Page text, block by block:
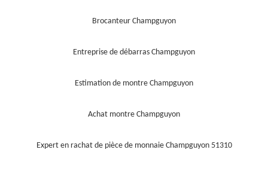
Brocanteur Champguyon
Entreprise de débarras Champguyon
Estimation de montre Champguyon
Achat montre Champguyon
Expert en rachat de pièce de monnaie Champguyon 51310